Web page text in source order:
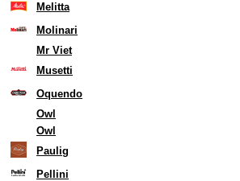
Melitta
Molinari
Mr Viet
Musetti
Oquendo
Owl
Owl
Paulig
Pellini